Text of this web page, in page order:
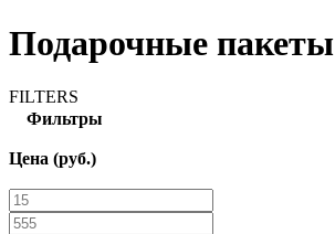
Подарочные пакеты
FILTERS
Фильтры
Цена (руб.)